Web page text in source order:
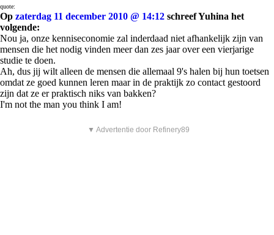
quote:
Op zaterdag 11 december 2010 @ 14:12 schreef Yuhina het
volgende:
Nou ja, onze kenniseconomie zal inderdaad niet afhankelijk zijn van
mensen die het nodig vinden meer dan zes jaar over een vierjarige
studie te doen.
Ah, dus jij wilt alleen de mensen die allemaal 9's halen bij hun toetsen
omdat ze goed kunnen leren maar in de praktijk zo contact gestoord
zijn dat ze er praktisch niks van bakken?
I'm not the man you think I am!
▼ Advertentie door Refinery89